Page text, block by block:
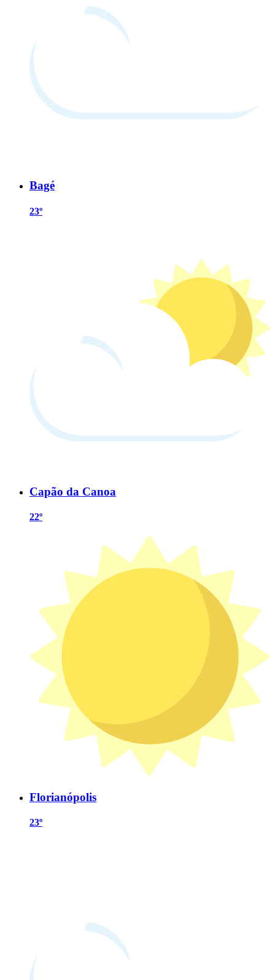
Bagé
23º
Capão da Canoa
22º
Florianópolis
23º